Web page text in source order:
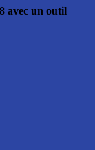
avec un outil